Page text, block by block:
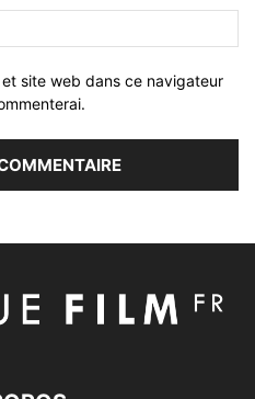
site web dans ce navigateur